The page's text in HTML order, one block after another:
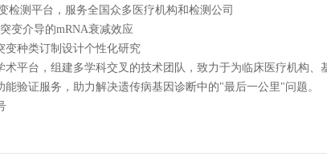
检测平台，服务全国众多医疗机构和检测公司
变介导的mRNA衰减效应
变种类订制设计个性化研究
术平台，组建多学科交叉的技术团队，致力于为临床医疗机构、
验证服务，助力解决遗传病基因诊断中的"最后一公里"问题。